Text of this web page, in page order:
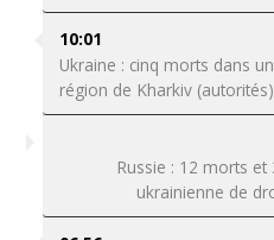
10:01
Ukraine : cinq morts dans
région de Kharkiv (autorités)
Russie : 12 morts
ukrainienne de